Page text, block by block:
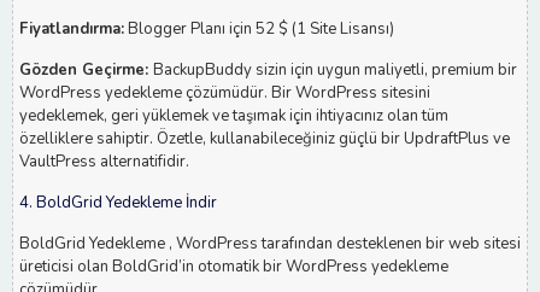
Fiyatlandırma:Blogger Planı için 52 $ (1 Site Lisansı)
Gözden Geçirme: BackupBuddy sizin için uygun maliyetli, premium bir
WordPress yedekleme çözümüdür. Bir WordPress sitesini
yedeklemek, geri yüklemek ve taşımak için ihtiyacınız olan tüm
özelliklere sahiptir. Özetle, kullanabileceğiniz güçlü bir UpdraftPlus ve
VaultPress alternatifidir.
4. BoldGrid Yedekleme İndir
BoldGrid Yedekleme , WordPress tarafından desteklenen bir web sitesi
üreticisi olan BoldGrid’in otomatik bir WordPress yedekleme